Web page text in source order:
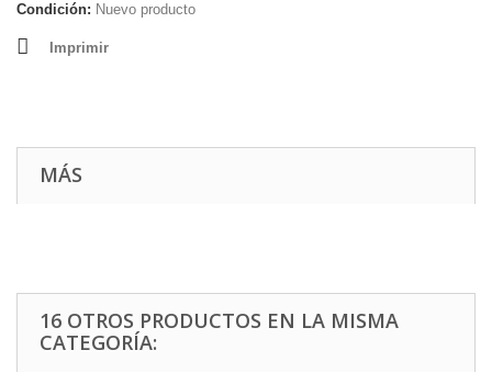
Condición: Nuevo producto
Imprimir
MÁS
16 OTROS PRODUCTOS EN LA MISMA
CATEGORÍA: